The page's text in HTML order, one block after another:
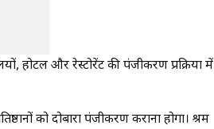
होटल और रेस्टोरेंट की पंजीकरण प्रक्रिया में
को दोबारा पंजीकरण कराना होगा। श्रम